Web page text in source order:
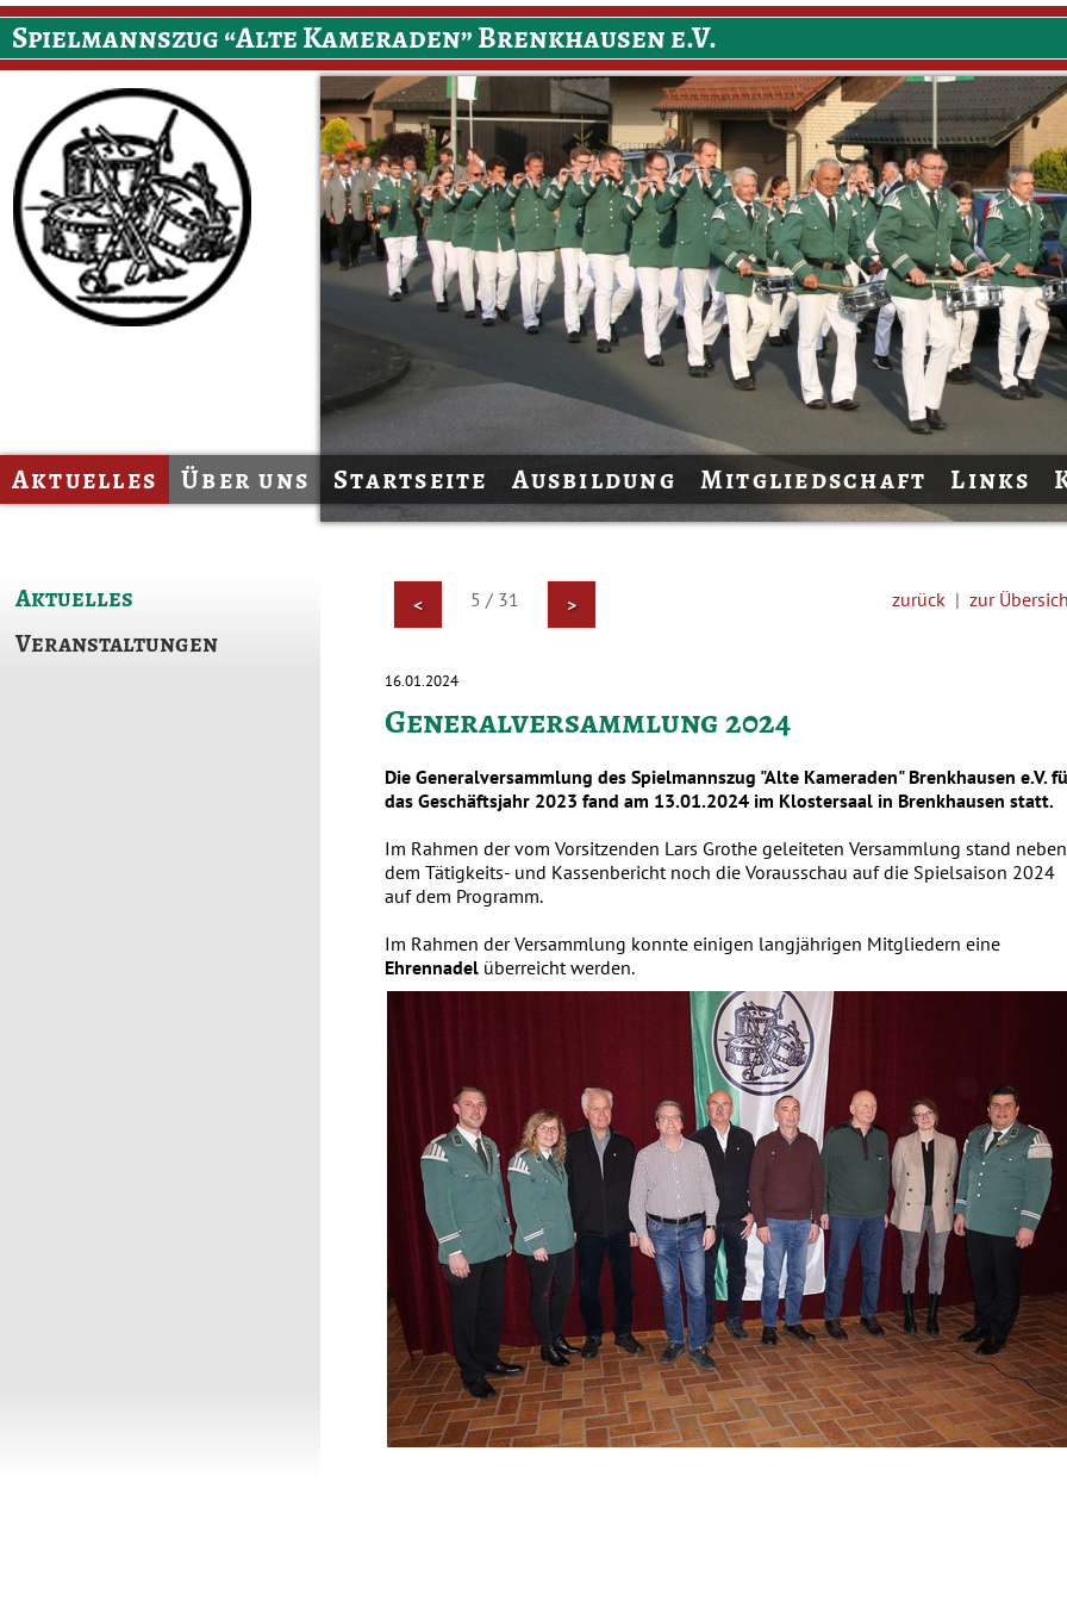
Spielmannszug “Alte Kameraden” Brenkhausen e.V.
Aktuelles Über uns Startseite Ausbildung Mitgliedschaft Links
Aktuelles
Veranstaltungen
< 5 / 31 > zurück |zur
16.01.2024
Generalversammlung 2024
Die Generalversammlung des Spielmannszug "Alte Kameraden" Brenkhausen e.V.
das Geschäftsjahr 2023 fand am 13.01.2024 im Klostersaal in Brenkhausen statt.
Im Rahmen der vom Vorsitzenden Lars Grothe geleiteten Versammlung stand neben
dem Tätigkeits- und Kassenbericht noch die Vorausschau auf die Spielsaison 2024
auf dem Programm.
Im Rahmen der Versammlung konnte einigen langjährigen Mitgliedern eine
Ehrennadelüberreicht werden.